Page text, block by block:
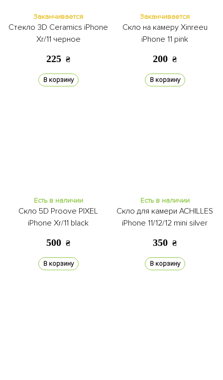
Заканчивается
Стекло 3D Ceramics iPhone
Xr/11 черное
225 ₴
В корзину
Заканчивается
Скло на камеру Xinreeu
iPhone 11 pink
200 ₴
В корзину
Есть в наличии
Скло 5D Proove PIXEL
iPhone Xr/11 black
500 ₴
В корзину
Есть в наличии
Скло для камери ACHILLES
iPhone 11/12/12 mini silver
350 ₴
В корзину